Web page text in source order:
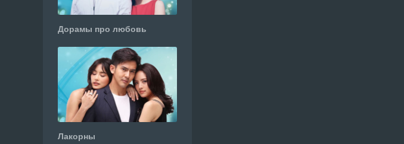
Дорамы про любовь
Лакорны